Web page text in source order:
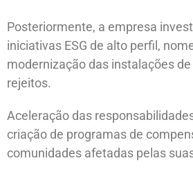
Posteriormente, a empresa
iniciativas ESG de alto perfil,
modernização das instalações
rejeitos.
Aceleração das
criação de programas de
comunidades afetadas pelas